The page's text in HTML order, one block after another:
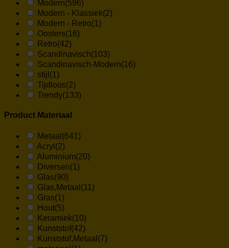
Modern(596)
Modern - Klassiek(2)
Modern - Retro(1)
Oosters(16)
Retro(42)
Scandinavisch(103)
Scandinavisch-Modern(16)
stijl (1)
Tijdloos(2)
Trendy(133)
Product Materiaal
Metaal (641)
Acryl (2)
Aluminium(20)
Diversen(1)
Glas(90)
Glas,Metaal (11)
Gras(1)
Hout(5)
Keramiek(10)
Kunststof(42)
Kunststof,Metaal (7)